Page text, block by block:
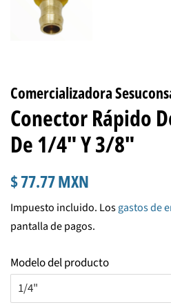
Comercializadora
Conector Rápido
De 1/4" Y 3/8"
Precio
$ 77.77 MXN
venta
Impuesto incluido. Losgastos de
pantalla de pagos.
Modelo del producto